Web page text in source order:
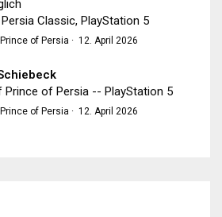
Classic, PlayStation 5
of Persia · 12. April 2026
Prince of Persia -- PlayStation 5
of Persia · 12. April 2026